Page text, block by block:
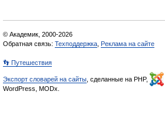
© Академик, 2000-2026
Обратная связь: Техподдержка Реклама на сайте
👣 Путешествия
Экспорт словарей на сайты , сделанные на PHP,
WordPress, MODx.